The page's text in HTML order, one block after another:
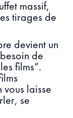
massif,
tirages de
devient un
de
films”.
vous laisse
se